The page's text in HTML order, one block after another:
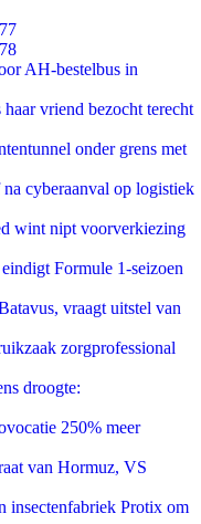
AH-bestelbus in
vriend bezocht terecht
onder grens met
cyberaanval op logistiek
wint nipt voorverkiezing
Formule 1-seizoen
vraagt uitstel van
zorgprofessional
droogte:
250% meer
van Hormuz, VS
insectenfabriek Protix om